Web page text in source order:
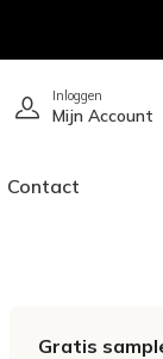
Inloggen
Mijn Account
Contact
Gratis